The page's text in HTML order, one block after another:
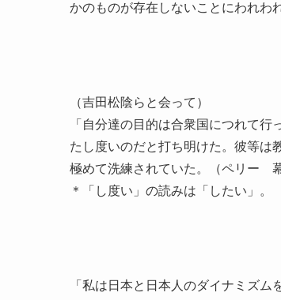
かのものが存在しないことにわれわ
（吉田松陰らと会って）
「自分達の目的は合衆国につれて
たし度いのだと打ち明けた。彼等は
極めて洗練されていた。（ペリー 幕
＊「し度い」の読みは「したい」。
「私は日本と日本人のダイナミズ